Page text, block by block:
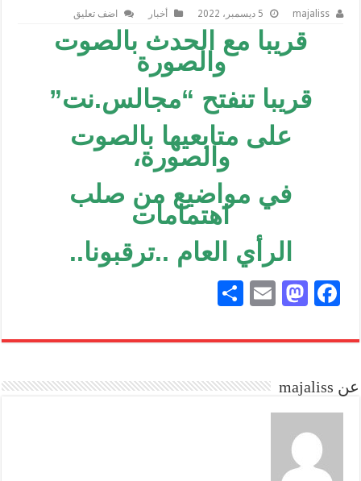
majaliss 5 ديسمبر، 2022 أخبار اضف تعليق
قريبا مع الحدث بالصوت
والصورة
قريبا تنفتح “مجالس.نت”
على متابعيها بالصوت
والصورة،
في مواضيع من صلب
اهتمامات
الرأي العام ..ترقبونا..
Fa
bo
M
to
n
E
ail
re
عن majaliss